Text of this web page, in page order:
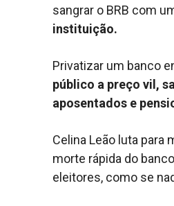
sangrar o BRB com
instituição.
Privatizar um banco
público a preço vil,
aposentados e
Celina Leão luta para
morte rápida do
eleitores, como se